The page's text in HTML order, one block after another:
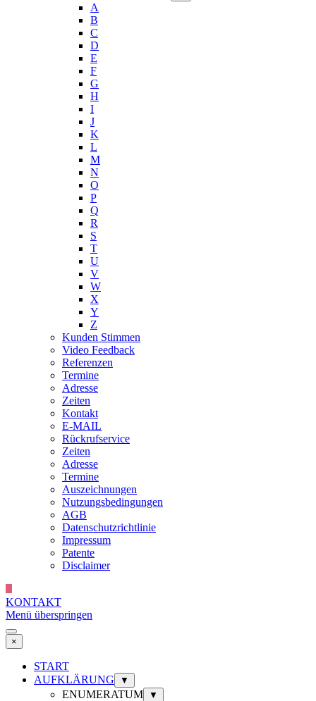
A
B
C
D
E
F
G
H
I
J
K
L
M
N
O
P
Q
R
S
T
U
V
W
X
Y
Z
Kunden Stimmen
Video Feedback
Referenzen
Termine
Adresse
Zeiten
Kontakt
E-MAIL
Rückrufservice
Zeiten
Adresse
Termine
Auszeichnungen
Nutzungsbedingungen
AGB
Datenschutzrichtlinie
Impressum
Patente
Disclaimer
KONTAKT
Menü überspringen
×
START
AUFKLÄRUNG
▼
ENUMERATUM ▼